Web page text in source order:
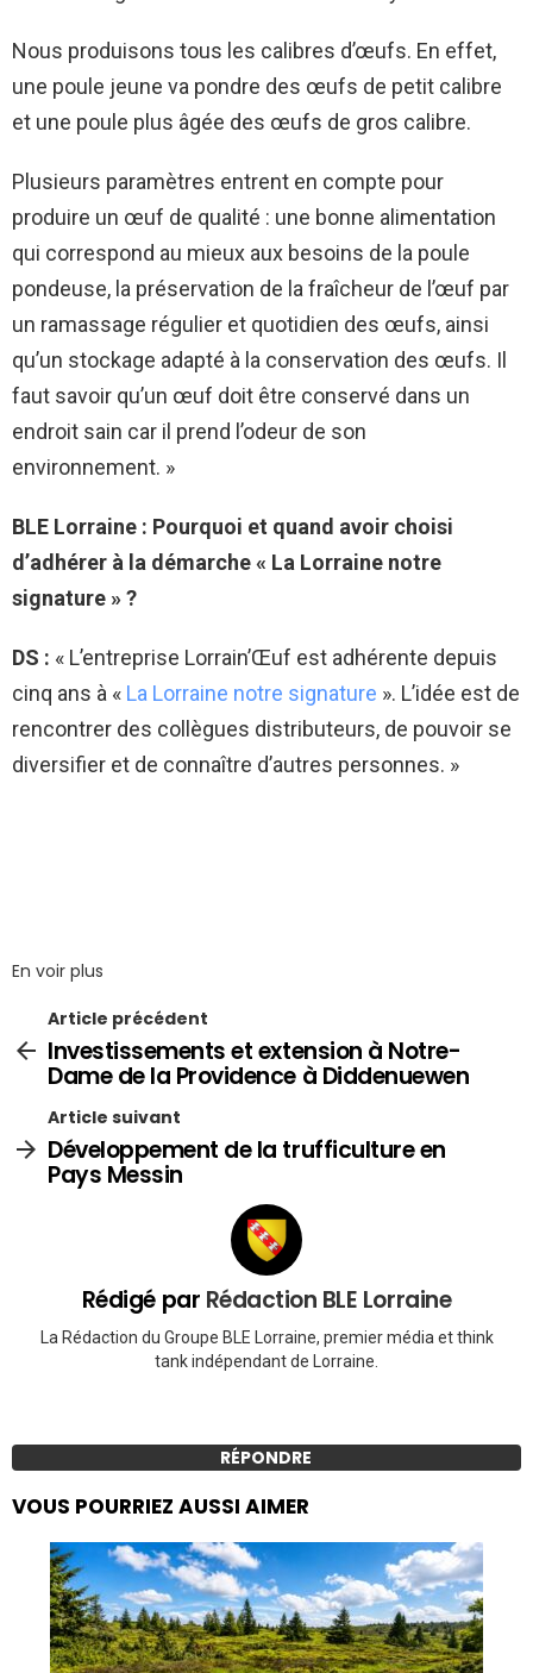
Nous produisons tous les calibres d’œufs. En effet,
une poule jeune va pondre des œufs de petit calibre
et une poule plus âgée des œufs de gros calibre.
Plusieurs paramètres entrent en compte pour
produire un œuf de qualité : une bonne alimentation
qui correspond au mieux aux besoins de la poule
pondeuse, la préservation de la fraîcheur de l’œuf par
un ramassage régulier et quotidien des œufs, ainsi
qu’un stockage adapté à la conservation des œufs. Il
faut savoir qu’un œuf doit être conservé dans un
endroit sain car il prend l’odeur de son
environnement. »
BLE Lorraine : Pourquoi et quand avoir choisi
d’adhérer à la démarche « La Lorraine notre
signature » ?
DS : « L’entreprise Lorrain’Œuf est adhérente depuis
cinq ans à « La Lorraine notre signature ». L’idée est de
rencontrer des collègues distributeurs, de pouvoir se
diversifier et de connaître d’autres personnes. »
En voir plus
Article précédent
Investissements et extension à Notre-
Dame de la Providence à Diddenuewen
Article suivant
Développement de la trufficulture en
Pays Messin
Rédigé par Rédaction BLE Lorraine
La Rédaction du Groupe BLE Lorraine, premier média et think
tank indépendant de Lorraine.
RÉPONDRE
VOUS POURRIEZ AUSSI AIMER